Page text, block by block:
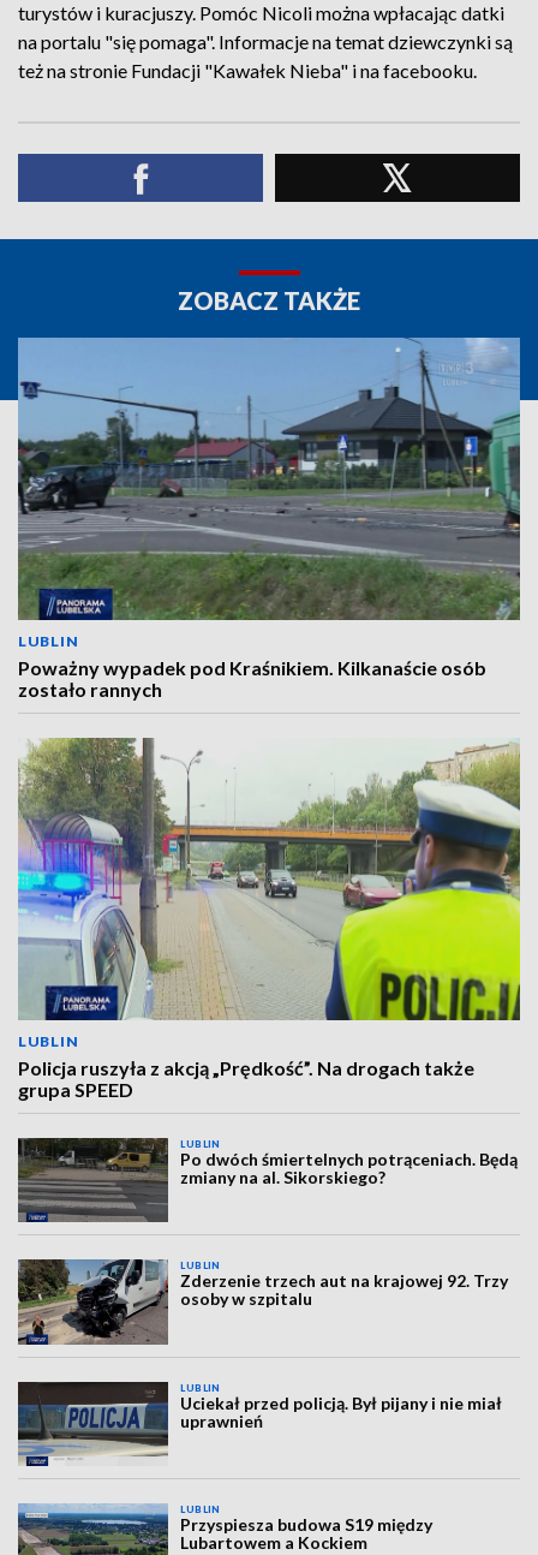
turystów i kuracjuszy. Pomóc Nicoli można wpłacając datki
na portalu "się pomaga". Informacje na temat dziewczynki są
też na stronie Fundacji "Kawałek Nieba" i na facebooku.
ZOBACZ TAKŻE
LUBLIN
Poważny wypadek pod Kraśnikiem. Kilkanaście osób
zostało rannych
LUBLIN
Policja ruszyła z akcją „Prędkość”. Na drogach także
grupa SPEED
LUBLIN
Po dwóch śmiertelnych potrąceniach. Będą
zmiany na al. Sikorskiego?
LUBLIN
Zderzenie trzech aut na krajowej 92. Trzy
osoby w szpitalu
LUBLIN
Uciekał przed policją. Był pijany i nie miał
uprawnień
LUBLIN
Przyspiesza budowa S19 między
Lubartowem a Kockiem